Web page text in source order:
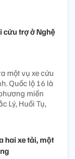
cứu trợ ở Nghệ
một vụ xe cứu
Quốc lộ 16 là
miền
Lý, Huồi Tụ,
hai xe tải, một